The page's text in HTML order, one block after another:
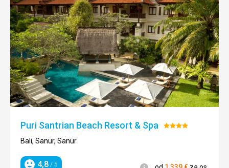
Puri Santrian Beach Resort & Spa Hodnotenie:
Bali, Sanur, Sanur
4,8 / 5 Informácie